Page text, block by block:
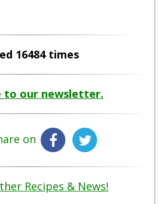
16484 times
to our newsletter.
on
Recipes & News!